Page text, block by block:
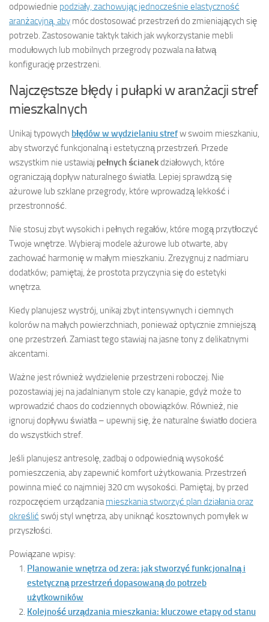
odpowiednie podziały, zachowując jednocześnie elastyczność
aranżacyjną, aby móc dostosować przestrzeń do zmieniających się
potrzeb. Zastosowanie taktyk takich jak wykorzystanie mebli
modułowych lub mobilnych przegrody pozwala na łatwą
konfigurację przestrzeni.
Najczęstsze błędy i pułapki w aranżacji stref
mieszkalnych
Unikaj typowych błędów w wydzielaniu strefw swoim mieszkaniu,
aby stworzyć funkcjonalną i estetyczną przestrzeń. Przede
wszystkim nie ustawiaj pełnych ścianekdziałowych, które
ograniczają dopływ naturalnego światła. Lepiej sprawdzą się
ażurowe lub szklane przegrody, które wprowadzą lekkość i
przestronność.
Nie stosuj zbyt wysokich i pełnych regałów, które mogą przytłoczyć
Twoje wnętrze. Wybieraj modele ażurowe lub otwarte, aby
zachować harmonię w małym mieszkaniu. Zrezygnuj z nadmiaru
dodatków; pamiętaj, że prostota przyczynia się do estetyki
wnętrza.
Kiedy planujesz wystrój, unikaj zbyt intensywnych i ciemnych
kolorów na małych powierzchniach, ponieważ optycznie zmniejszą
one przestrzeń. Zamiast tego stawiaj na jasne tony z delikatnymi
akcentami.
Ważne jest również wydzielenie przestrzeni roboczej. Nie
pozostawiaj jej na jadalnianym stole czy kanapie, gdyż może to
wprowadzić chaos do codziennych obowiązków. Również, nie
ignoruj dopływu światła – upewnij się, że naturalne światło dociera
do wszystkich stref.
Jeśli planujesz antresolę, zadbaj o odpowiednią wysokość
pomieszczenia, aby zapewnić komfort użytkowania. Przestrzeń
powinna mieć co najmniej 320 cm wysokości. Pamiętaj, by przed
rozpoczęciem urządzaniamieszkania stworzyć plan działania oraz
określić swój styl wnętrza, aby uniknąć kosztownych pomyłek w
przyszłości.
Powiązane wpisy:
Planowanie wnętrza od zera: jak stworzyć funkcjonalną i
estetyczną przestrzeń dopasowaną do potrzeb
użytkowników
Kolejność urządzania mieszkania: kluczowe etapy od stanu